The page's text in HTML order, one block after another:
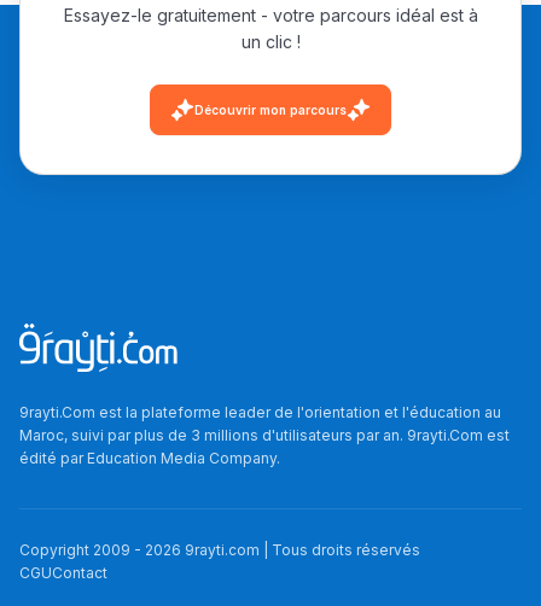
Essayez-le gratuitement - votre parcours idéal est à
un clic !
Découvrir mon parcours
9rayti.Com est la plateforme leader de l'orientation et l'éducation au
Maroc, suivi par plus de 3 millions d'utilisateurs par an. 9rayti.Com est
édité parEducation Media Company.
Copyright 2009 - 2026 9rayti.com | Tous droits réservés
CGUContact